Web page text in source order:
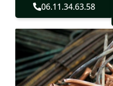
06.11.34.63.58